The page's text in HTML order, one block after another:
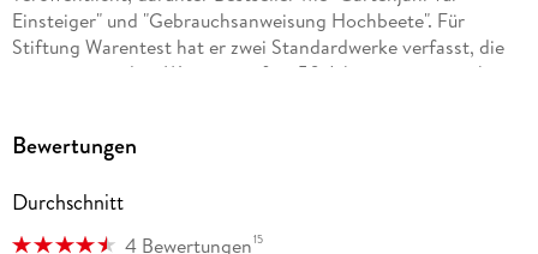
Einsteiger" und "Gebrauchsanweisung Hochbeete". Für
Stiftung Warentest hat er zwei Standardwerke verfasst, die
sein gesammeltes Wissen aus fast 50 Jahren naturgerechtem
präsentieren.
Bewertungen
Durchschnitt
4 Bewertungen15